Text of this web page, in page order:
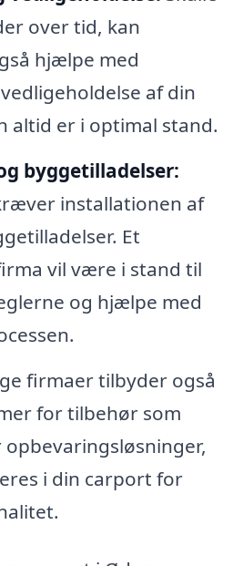
over tid, kan
hjælpe med
af din
altid er i optimal stand.
byggetilladelser:
installationen af
Et
vil være i stand til
og hjælpe med
firmaer tilbyder også
for tilbehør som
i din carport for